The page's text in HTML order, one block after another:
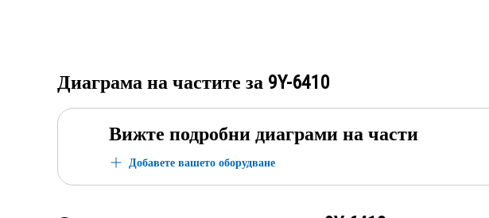
Диаграма на частите за 9Y-6410
Вижте подробни диаграми на части
Добавете вашето оборудване